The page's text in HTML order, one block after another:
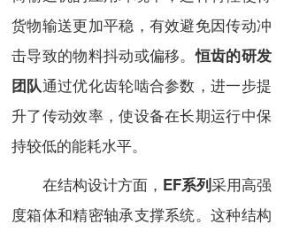
货物输送更加平稳，有效避免因传动冲
击导致的物料抖动或偏移。恒齿的研发
团队通过优化齿轮啮合参数，进一步提
升了传动效率，使设备在长期运行中保
持较低的能耗水平。
在结构设计方面， EF系列采用高强
度箱体和精密轴承支撑系统。这种结构